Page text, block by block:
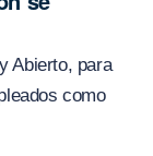
Abierto, para
como